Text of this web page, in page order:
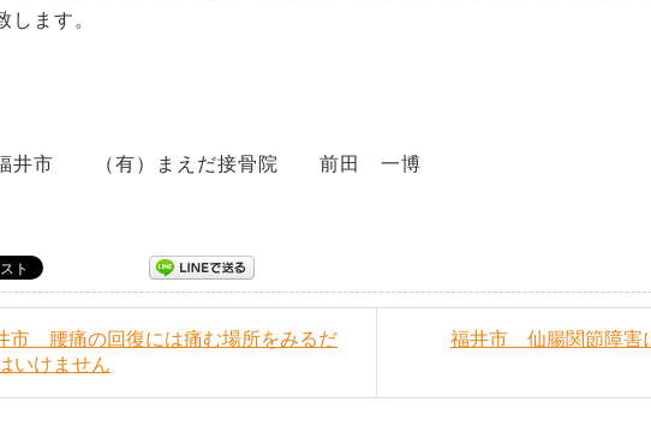
します。
市 （有）まえだ接骨院 前田 一博
市 腰痛の回復には痛む場所をみるだ
いけません
福井市 仙腸関節障害